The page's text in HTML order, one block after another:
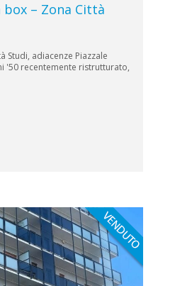
– Zona Città
Studi, adiacenze Piazzale
'50 recentemente ristrutturato,